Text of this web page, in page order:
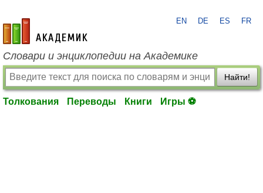
academic.ru
EN DE ES FR
Словари и энциклопедии на Академике
Найти!
Толкования Переводы Книги Игры ⚽